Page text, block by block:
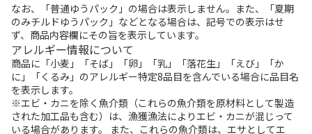
なお、「普通ゆうパック」の場合は表示しません。また、「夏期
のみチルドゆうパック」などとなる場合は、記号での表示はせ
ず、商品内容欄にその旨を表示しています。
アレルギー情報について
商品に「小麦」「そば」「卵」「乳」「落花生」「えび」「か
に」「くるみ」のアレルギー特定8品目を含んでいる場合に品目名
を表示します。
※エビ・カニを除く魚介類（これらの魚介類を原材料として製造
された加工品も含む）は、漁獲漁法によりエビ・カニが混じって
いる場合があります。 また、これらの魚介類は、エサとしてエ